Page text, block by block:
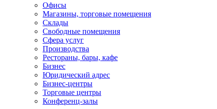
Офисы
Магазины, торговые помещения
Склады
Свободные помещения
Сфера услуг
Производства
Рестораны, бары, кафе
Бизнес
Юридический адрес
Бизнес-центры
Торговые центры
Конференц-залы